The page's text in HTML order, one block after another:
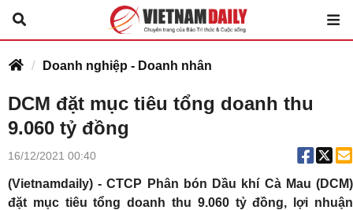
Doanh nghiệp - Doanh nhân
DCM đặt mục tiêu tổng doanh thu
9.060 tỷ đồng
16/12/2021 00:40
(Vietnamdaily) - CTCP Phân bón Dầu khí Cà Mau (DCM)
đặt mục tiêu tổng doanh thu 9.060 tỷ đồng, lợi nhuận